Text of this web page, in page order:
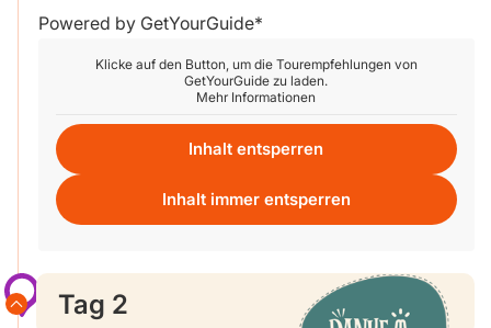
Powered by GetYourGuide
Klicke auf den Button, um die Tourempfehlungen von
GetYourGuide zu laden.
Mehr Informationen
Inhalt entsperren
Inhalt immer entsperren
Tag 2